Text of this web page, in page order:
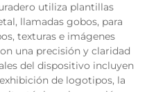
utiliza plantillas
llamadas gobos, para
texturas e imágenes
una precisión y claridad
del dispositivo incluyen
de logotipos, la